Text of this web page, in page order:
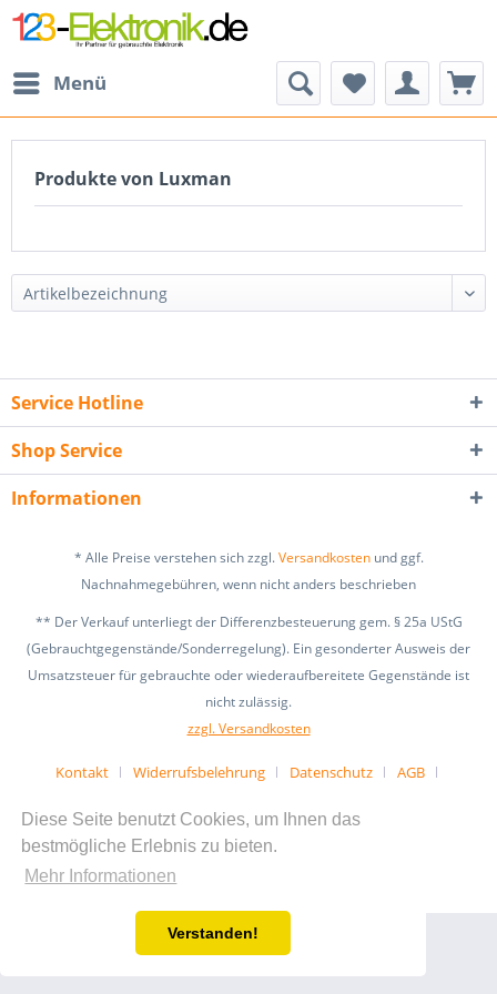
Diese Seite benutzt Cookies, um Ihnen das
bestmögliche Erlebnis zu bieten.
Mehr Informationen
Verstanden!
Menü
Produkte von Luxman
Service Hotline
Shop Service
Informationen
* Alle Preise verstehen sich zzgl.Versandkostenund ggf.
Nachnahmegebühren, wenn nicht anders beschrieben
** Der Verkauf unterliegt der Differenzbesteuerung gem. § 25a UStG
(Gebrauchtgegenstände/Sonderregelung). Ein gesonderter Ausweis der
Umsatzsteuer für gebrauchte oder wiederaufbereitete Gegenstände ist
nicht zulässig.
zzgl. Versandkosten
Kontakt Widerrufsbelehrung Datenschutz
AGB
Impressum
Tipps & Informationen
Realisiert mit Shopware